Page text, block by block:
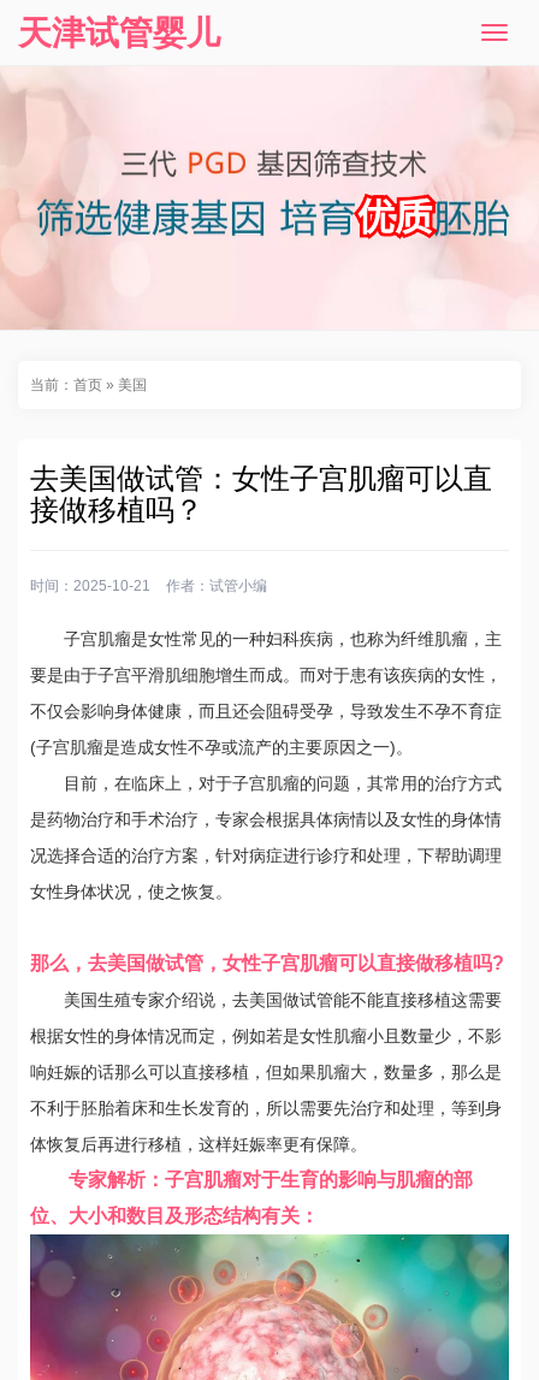
T
v
i
g
天津试管婴儿
当前： 首页 » 美国
去美国做试管：女性子宫肌瘤可以直
接做移植吗？
时间：2025-10-21 作者： 试管小编
子宫肌瘤是女性常见的一种妇科疾病，也称为纤维肌瘤，主
要是由于子宫平滑肌细胞增生而成。而对于患有该疾病的女性，
不仅会影响身体健康，而且还会阻碍受孕，导致发生不孕不育症
(子宫肌瘤是造成女性不孕或流产的主要原因之一)。
目前，在临床上，对于子宫肌瘤的问题，其常用的治疗方式
是药物治疗和手术治疗，专家会根据具体病情以及女性的身体情
况选择合适的治疗方案，针对病症进行诊疗和处理，下帮助调理
女性身体状况，使之恢复。
那么，去美国做试管，女性子宫肌瘤可以直接做移植吗?
美国生殖专家介绍说，去美国做试管能不能直接移植这需要
根据女性的身体情况而定，例如若是女性肌瘤小且数量少，不影
响妊娠的话那么可以直接移植，但如果肌瘤大，数量多，那么是
不利于胚胎着床和生长发育的，所以需要先治疗和处理，等到身
体恢复后再进行移植，这样妊娠率更有保障。
专家解析：子宫肌瘤对于生育的影响与肌瘤的部
位、大小和数目及形态结构有关：